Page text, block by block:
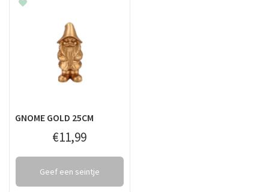
GNOME GOLD 25CM
€11,99
Geef een seintje